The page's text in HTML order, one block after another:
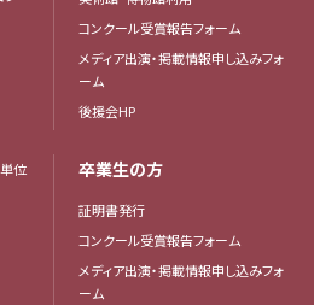
位
コンクール受賞報告フォーム
メディア出演・掲載情報申し込みフォ
ーム
後援会HP
卒業生の方
証明書発行
コンクール受賞報告フォーム
メディア出演・掲載情報申し込みフォ
ーム